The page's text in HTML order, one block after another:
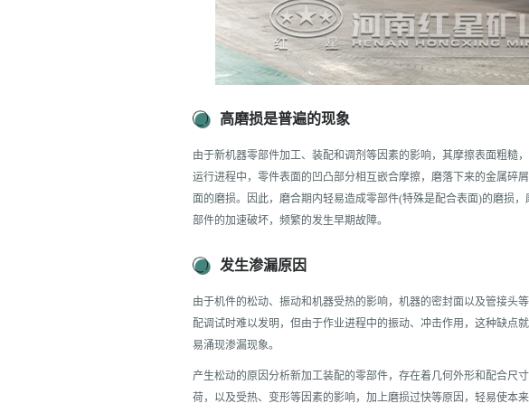
高磨损是普遍的现象
由于新机器零部件加工、装配和调剂等因素的影响，其摩擦表面粗糙
运行进程中，零件表面的凹凸部分相互嵌合摩擦，磨落下来的金属碎
面的磨损。因此，磨合期内轻易造成零部件(特殊是配合表面)的磨损
部件的加速破坏，频繁的发生早期故障。
发生渗漏原因
由于机件的松动、振动和机器受热的影响，机器的密封面以及管接头
配调试时难以发明，但由于作业进程中的振动、冲击作用，这种缺点
易涌现渗漏现象。
产生松动的原因分析新加工装配的零部件，存在着几何外形和配合尺
荷，以及受热、变形等因素的影响，加上磨损过快等原因，轻易使本来